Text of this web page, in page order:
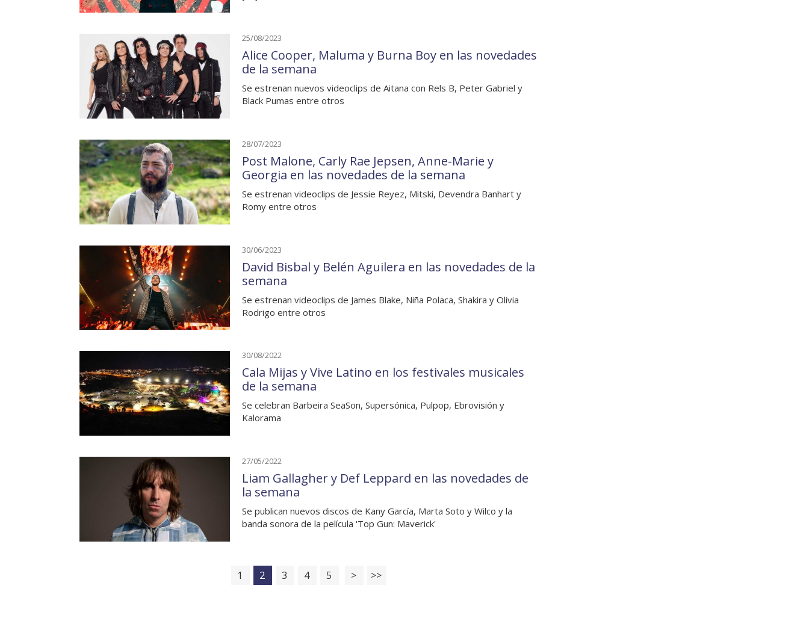
25/08/2023
Alice Cooper, Maluma y Burna Boy en las novedades
de la semana
Se estrenan nuevos videoclips de Aitana con Rels B, Peter Gabriel y
Black Pumas entre otros
28/07/2023
Post Malone, Carly Rae Jepsen, Anne-Marie y
Georgia en las novedades de la semana
Se estrenan videoclips de Jessie Reyez, Mitski, Devendra Banhart y
Romy entre otros
30/06/2023
David Bisbal y Belén Aguilera en las novedades de la
semana
Se estrenan videoclips de James Blake, Niña Polaca, Shakira y Olivia
Rodrigo entre otros
30/08/2022
Cala Mijas y Vive Latino en los festivales musicales
de la semana
Se celebran Barbeira SeaSon, Supersónica, Pulpop, Ebrovisión y
Kalorama
27/05/2022
Liam Gallagher y Def Leppard en las novedades de
la semana
Se publican nuevos discos de Kany García, Marta Soto y Wilco y la
banda sonora de la película 'Top Gun: Maverick'
1 2 3 4 5 > >>